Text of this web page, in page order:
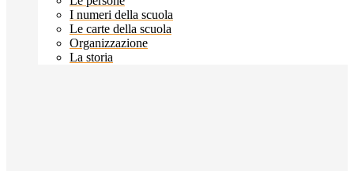
I numeri della scuola
Le carte della scuola
Organizzazione
La storia